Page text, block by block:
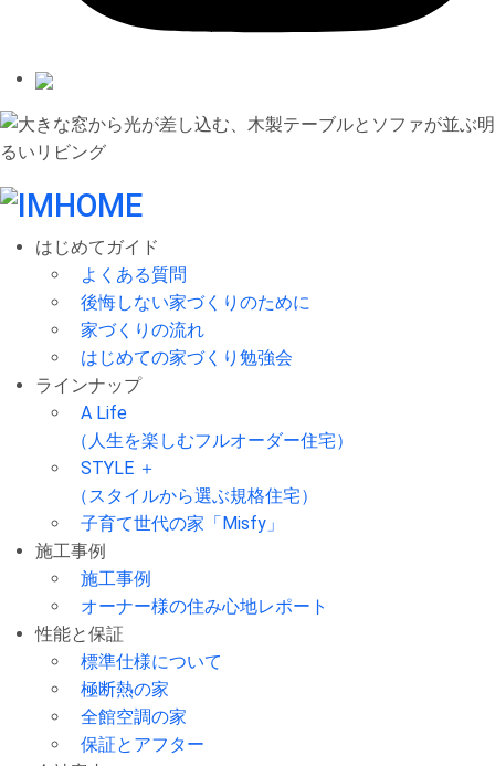
はじめてガイド
よくある質問
後悔しない家づくりのために
家づくりの流れ
はじめての家づくり勉強会
ラインナップ
A Life
（人生を楽しむフルオーダー住宅）
STYLE ＋
（スタイルから選ぶ規格住宅）
子育て世代の家「Misfy」
施工事例
施工事例
オーナー様の住み心地レポート
性能と保証
標準仕様について
極断熱の家
全館空調の家
保証とアフター